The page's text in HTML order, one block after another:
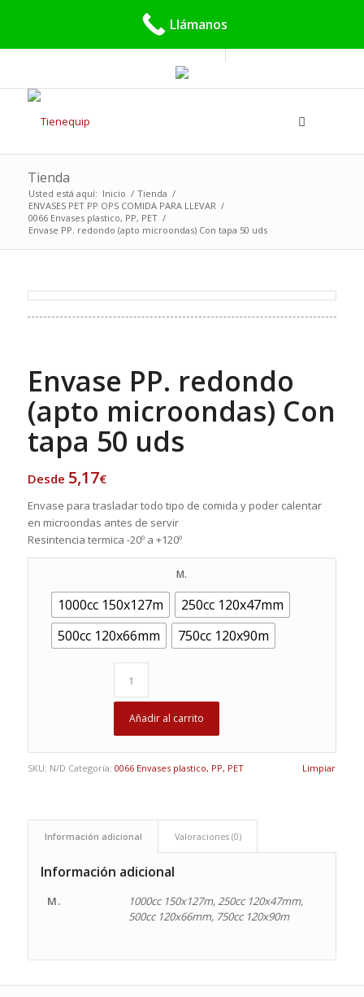
Tienda
Usted está aquí: Inicio / Tienda /
ENVASES PET PP OPS COMIDA PARA LLEVAR /
0066 Envases plastico, PP, PET /
Envase PP. redondo (apto microondas) Con tapa 50 uds
Envase PP. redondo
(apto microondas) Con
tapa 50 uds
Desde 5,17€
Envase para trasladar todo tipo de comida y poder calentar
en microondas antes de servir
Resintencia termica -20º a +120º
M.
1000cc 150x127m
250cc 120x47mm
500cc 120x66mm
750cc 120x90m
Limpiar
Añadir al carrito
SKU: N/D Categoría: 0066 Envases plastico, PP, PET
Información adicional Valoraciones (0)
Información adicional
M.
1000cc 150x127m, 250cc 120x47mm,
500cc 120x66mm, 750cc 120x90m
Llámanos